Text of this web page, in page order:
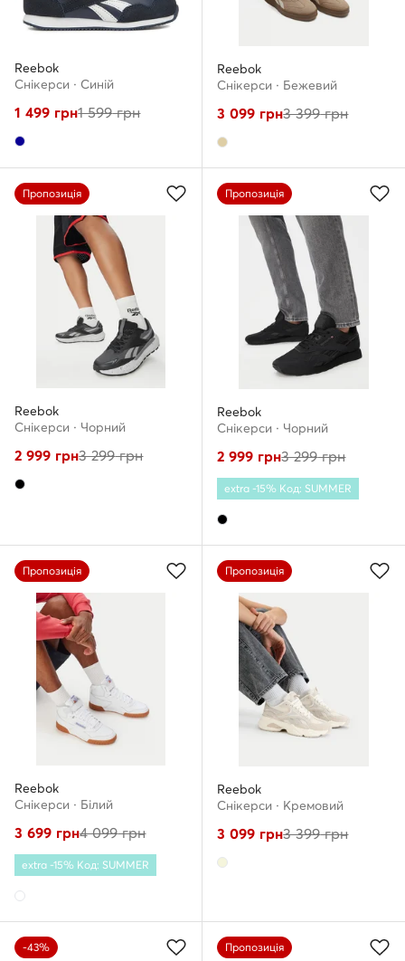
Reebok
Снікерcи · Cиній
1 499 грн1 599грн
Reebok
Снікерcи · Бежевий
3 099 грн3 399грн
Пропозиція
Reebok
Снікерcи · Чорний
2 999 грн3 299грн
Пропозиція
Reebok
Снікерcи · Чорний
2 999 грн3 299грн
extra -15% Код: SUMMER
Пропозиція
Reebok
Снікерcи · Білий
3 699 грн4 099грн
extra -15% Код: SUMMER
Пропозиція
Reebok
Снікерcи · Кремовий
3 099 грн3 399грн
-43% Пропозиція